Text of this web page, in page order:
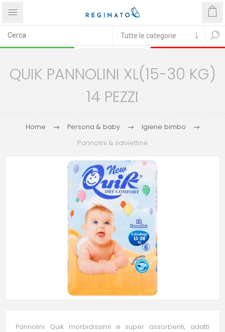
QUIK PANNOLINI XL(15-30 KG)
14 PEZZI
Home Persona & baby
Igiene bimbo
Pannolini & salviettine
Pannolini Quik morbidissimi e super assorbenti, adatti